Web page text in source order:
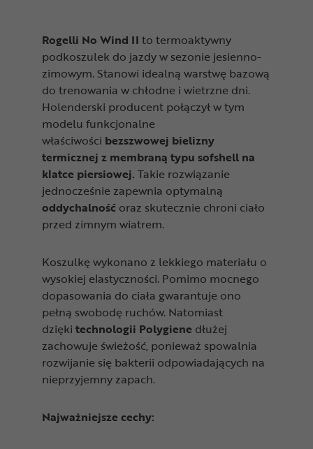
Rogelli No Wind II to termoaktywny
podkoszulek do jazdy w sezonie jesienno-
zimowym. Stanowi idealną warstwę bazową
do trenowania w chłodne i wietrzne dni.
Holenderski producent połączył w tym
modelu funkcjonalne
właściwości bezszwowej bielizny
termicznej z membraną typu sofshell na
klatce piersiowej. Takie rozwiązanie
jednocześnie zapewnia optymalną
oddychalność oraz skutecznie chroni ciało
przed zimnym wiatrem.
Koszulkę wykonano z lekkiego materiału o
wysokiej elastyczności. Pomimo mocnego
dopasowania do ciała gwarantuje ono
pełną swobodę ruchów. Natomiast
dzięki technologii Polygiene dłużej
zachowuje świeżość, ponieważ spowalnia
rozwijanie się bakterii odpowiadających na
nieprzyjemny zapach.
Najważniejsze cechy: